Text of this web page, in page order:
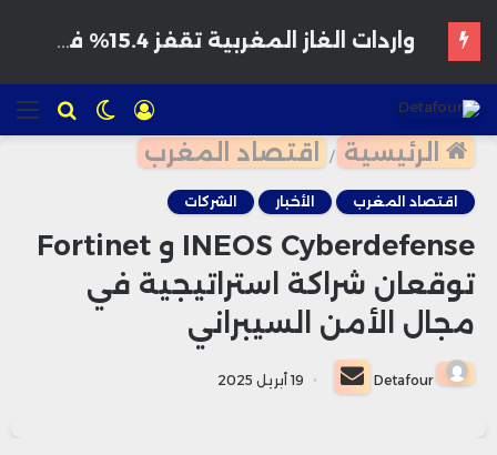
للبحث الوضع
المظلم
تسجيل
الدخول
الرئيسية / اقتصاد المغرب
اقتصاد المغرب الأخبار الشركات
INEOS Cyberdefense و Fortinet
توقعان شراكة استراتيجية في
مجال الأمن السيبراني
Detafour
أرسل
بريدا
19 أبريل 2025